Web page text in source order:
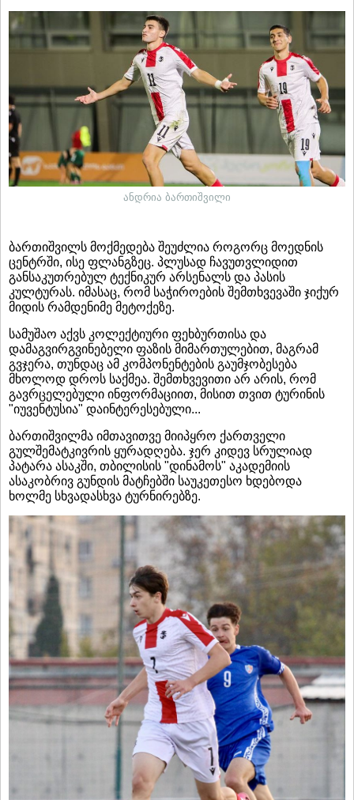
ანდრია ბართიშვილი
ბართიშვილს მოქმედება შეუძლია როგორც მოედნის
ცენტრში, ისე ფლანგზეც. პლუსად ჩავუთვლიდით
განსაკუთრებულ ტექნიკურ არსენალს და პასის
კულტურას. იმასაც, რომ საჭიროების შემთხვევაში ჯიქურ
მიდის რამდენიმე მეტოქეზე.
სამუშაო აქვს კოლექტიური ფეხბურთისა და
დამაგვირგვინებელი ფაზის მიმართულებით, მაგრამ
გვჯერა, თუნდაც ამ კომპონენტების გაუმჯობესება
მხოლოდ დროს საქმეა. შემთხვევითი არ არის, რომ
გავრცელებული ინფორმაციით, მისით თვით ტურინის
"იუვენტუსია" დაინტერესებული...
ბართიშვილმა იმთავითვე მიიპყრო ქართველი
გულშემატკივრის ყურადღება. ჯერ კიდევ სრულიად
პატარა ასაკში, თბილისის "დინამოს" აკადემიის
ასაკობრივ გუნდის მატჩებში საუკეთესო ხდებოდა
ხოლმე სხვადასხვა ტურნირებზე.